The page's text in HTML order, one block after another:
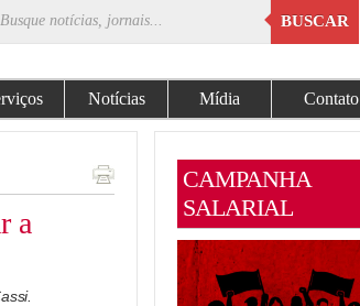
BUSCAR
Notícias Mídia Contato
a
CAMPANHA
SALARIAL